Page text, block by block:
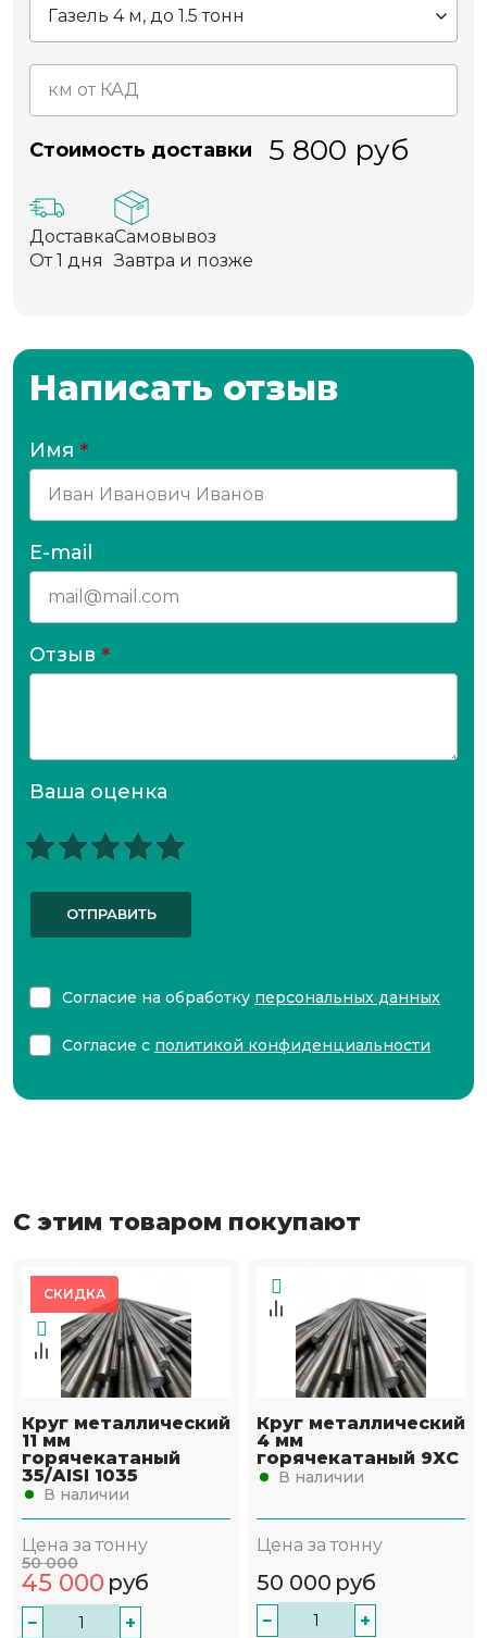
Стоимость доставки 5 800 руб
Доставка
От 1 дня
Самовывоз
Завтра и позже
Написать отзыв
Имя *
E-mail
Отзыв *
Ваша оценка
ОТПРАВИТЬ
Согласие на обработку персональных данных
Согласие с политикой конфиденциальности
С этим товаром покупают
СКИДКА
Круг металлический
11 мм
горячекатаный
35/AISI 1035
В наличии
Цена за тонну
50 000
45 000 руб
− +
Круг металлический
4 мм
горячекатаный 9ХС
В наличии
Цена за тонну
50 000 руб
− +